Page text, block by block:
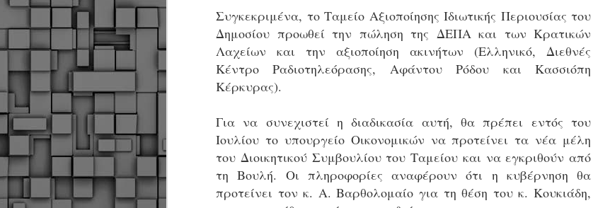
Συγκεκριμένα, το Ταμείο Αξιοποίησης Ιδιωτικής Περιουσίας του
Δημοσίου προωθεί την πώληση της ΔΕΠΑ και των Κρατικών
Λαχείων και την αξιοποίηση ακινήτων (Ελληνικό, Διεθνές
Κέντρο Ραδιοτηλεόρασης, Αφάντου Ρόδου και Κασσιόπη
Κέρκυρας).
Για να συνεχιστεί η διαδικασία αυτή, θα πρέπει εντός του
Ιουλίου το υπουργείο Οικονομικών να προτείνει τα νέα μέλη
του Διοικητικού Συμβουλίου του Ταμείου και να εγκριθούν από
τη Βουλή. Οι πληροφορίες αναφέρουν ότι η κυβέρνηση θα
προτείνει τον κ. Α. Βαρθολομαίο για τη θέση του κ. Κουκιάδη,
και Μουζακίου το 2ο μέρος της Θεωρητικής
εκπαίδευσης 4/5 - 31/5
Στη έκδοση εγκυκλιου οδηγιών σχετικά με το χρονοδιάγραμμα
εκπαίδευσης (θεωρητικής και πρακτικής) των νεοδιορισθέντων
Δ.Α. της προκήρυξης 1Κ/2024, προχώρησε Τμήμα Εποπτείας
27
Δημοσιέυθηκε στο ΦΕΚ Β' 1682/26-03-2026 η
Απόφαση 16458 με θέμα;: «Εισαγωγική Εκπαίδευση -
Επιμόρφωση του ειδικού ένστολου προσωπικού της
δημοτικής αστυνομίας»
Δημοσιεύθηκε στο ΦΕΚ Β' 1682/26-03-2026 η Aπόφαση 16458 με
τίτλο: «Εισαγωγική Εκπαίδευση - Επιμόρφωση του ειδικού
ένστολου προσωπικού της δημοτικής αστυνομίας».